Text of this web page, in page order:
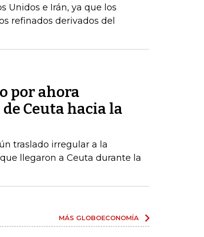
Unidos e Irán, ya que los
refinados derivados del
por ahora
Ceuta hacia la
traslado irregular a la
llegaron a Ceuta durante la
MÁS GLOBOECONOMÍA